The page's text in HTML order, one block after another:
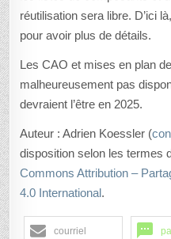
réutilisation sera libre. D’ici
pour avoir plus de détails.
Les CAO et mises en plan
malheureusement pas
devraient l’être en 2025.
Auteur : Adrien Koessler (
disposition selon les termes
Commons Attribution –
4.0 International.
courriel